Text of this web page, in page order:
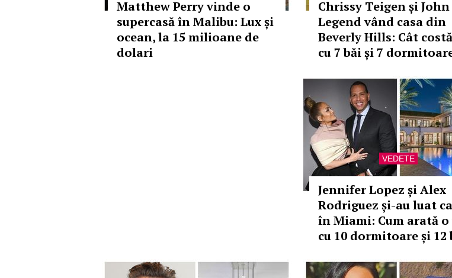
Matthew Perry vinde o
supercasă în Malibu: Lux și
ocean, la 15 milioane de
dolari
Chrissy Teigen și John
Legend vând casa din
Beverly Hills: Cât
cu 7 băi și 7
VEDETE
Jennifer Lopez și Alex
Rodriguez și-au luat
în Miami: Cum arată
cu 10 dormitoare și 12